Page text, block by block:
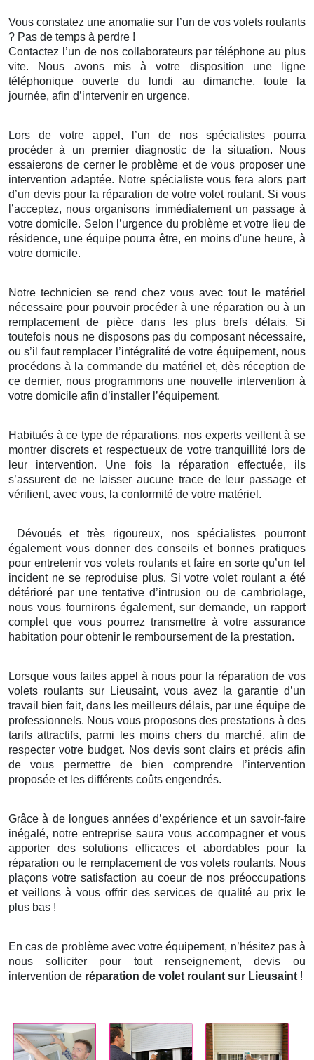
Vous constatez une anomalie sur l’un de vos volets roulants
? Pas de temps à perdre !
Contactez l’un de nos collaborateurs par téléphone au plus
vite. Nous avons mis à votre disposition une ligne
téléphonique ouverte du lundi au dimanche, toute la
journée, afin d’intervenir en urgence.
Lors de votre appel, l’un de nos spécialistes pourra
procéder à un premier diagnostic de la situation. Nous
essaierons de cerner le problème et de vous proposer une
intervention adaptée. Notre spécialiste vous fera alors part
d’un devis pour la réparation de votre volet roulant. Si vous
l’acceptez, nous organisons immédiatement un passage à
votre domicile. Selon l’urgence du problème et votre lieu de
résidence, une équipe pourra être, en moins d'une heure, à
votre domicile.
Notre technicien se rend chez vous avec tout le matériel
nécessaire pour pouvoir procéder à une réparation ou à un
remplacement de pièce dans les plus brefs délais. Si
toutefois nous ne disposons pas du composant nécessaire,
ou s’il faut remplacer l’intégralité de votre équipement, nous
procédons à la commande du matériel et, dès réception de
ce dernier, nous programmons une nouvelle intervention à
votre domicile afin d’installer l’équipement.
Habitués à ce type de réparations, nos experts veillent à se
montrer discrets et respectueux de votre tranquillité lors de
leur intervention. Une fois la réparation effectuée, ils
s’assurent de ne laisser aucune trace de leur passage et
vérifient, avec vous, la conformité de votre matériel.
Dévoués et très rigoureux, nos spécialistes pourront
également vous donner des conseils et bonnes pratiques
pour entretenir vos volets roulants et faire en sorte qu’un tel
incident ne se reproduise plus. Si votre volet roulant a été
détérioré par une tentative d’intrusion ou de cambriolage,
nous vous fournirons également, sur demande, un rapport
complet que vous pourrez transmettre à votre assurance
habitation pour obtenir le remboursement de la prestation.
Lorsque vous faites appel à nous pour la réparation de vos
volets roulants sur Lieusaint, vous avez la garantie d’un
travail bien fait, dans les meilleurs délais, par une équipe de
professionnels. Nous vous proposons des prestations à des
tarifs attractifs, parmi les moins chers du marché, afin de
respecter votre budget. Nos devis sont clairs et précis afin
de vous permettre de bien comprendre l’intervention
proposée et les différents coûts engendrés.
Grâce à de longues années d’expérience et un savoir-faire
inégalé, notre entreprise saura vous accompagner et vous
apporter des solutions efficaces et abordables pour la
réparation ou le remplacement de vos volets roulants. Nous
plaçons votre satisfaction au coeur de nos préoccupations
et veillons à vous offrir des services de qualité au prix le
plus bas !
En cas de problème avec votre équipement, n’hésitez pas à
nous solliciter pour tout renseignement, devis ou
intervention de réparation de volet roulant sur Lieusaint !